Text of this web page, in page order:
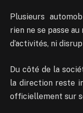
Plusieurs
rien ne se passe
d’activités, ni
Du côté de la
la direction reste
officiellement sur